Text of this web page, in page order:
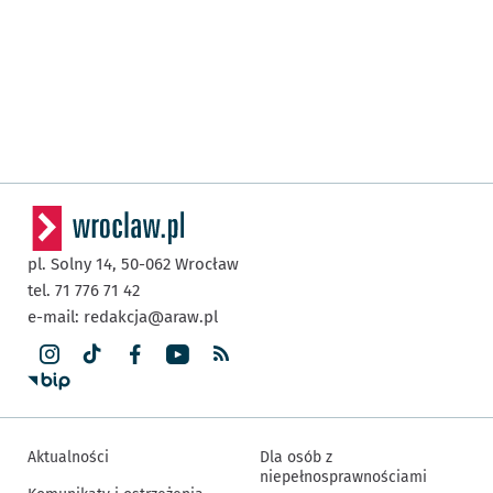
pl. Solny 14, 50-062 Wrocław
tel. 71 776 71 42
e-mail: redakcja@araw.pl
Aktualności
Dla osób z
niepełnosprawnościami